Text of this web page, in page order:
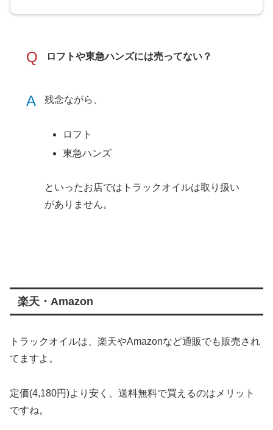
Q ロフトや東急ハンズには売ってない？
A 残念ながら、
ロフト
東急ハンズ
といったお店ではトラックオイルは取り扱い
がありません。
楽天・Amazon
トラックオイルは、楽天やAmazonなど通販でも販売され
てますよ。
定価(4,180円)より安く、送料無料で買えるのはメリット
ですね。